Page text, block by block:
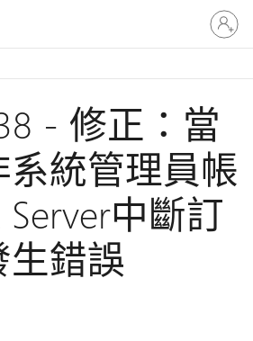
登
入
您
戶
- 修正：當
統管理員帳
中斷訂
生錯誤